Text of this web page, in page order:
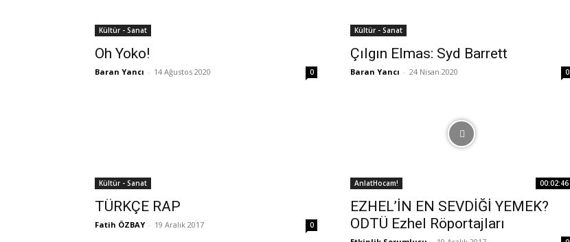
Kültür - Sanat
Oh Yoko!
Baran Yancı - 14 Ağustos 2020 0
Kültür - Sanat
Çılgın Elmas: Syd Barrett
Baran Yancı - 24 Nisan 2020 0
Kültür - Sanat
TÜRKÇE RAP
Fatih ÖZBAY - 19 Aralık 2017 0
AnlatHocam! 00:02:46
EZHEL’İN EN SEVDİĞİ YEMEK?
ODTÜ Ezhel Röportajları